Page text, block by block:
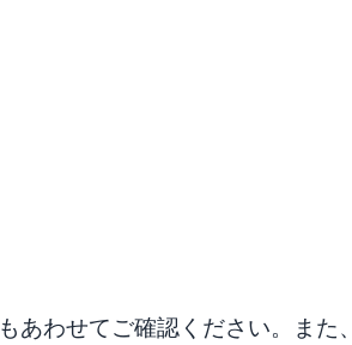
もあわせてご確認ください。また、